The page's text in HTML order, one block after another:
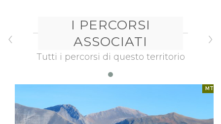
I PERCORSI
ASSOCIATI
Tutti i percorsi di questo territorio
MTB
‹ ›